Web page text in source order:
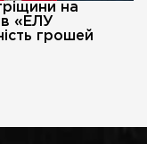
на
«ЕЛУ
грошей